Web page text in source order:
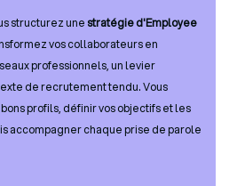
structurez une stratégie d'Employee
vos collaborateurs en
professionnels, un levier
de recrutement tendu. Vous
profils, définir vos objectifs et les
accompagner chaque prise de parole